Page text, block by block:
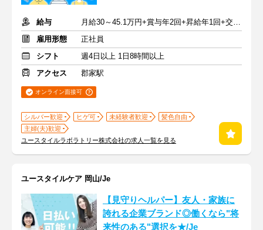
給与
月給30～45.1万円+賞与年2回+昇給年1回+交通費全額
雇用形態
正社員
シフト
週4日以上 1日8時間以上
アクセス
郡家駅
オンライン面接可
シルバー歓迎 ヒゲ可 未経験者歓迎
髪色自由
主婦(夫)歓迎
ユースタイルラボラトリー株式会社の求人一覧を見る
ユースタイルケア 岡山/Je
【見守りヘルパー】友人・家族に
誇れる企業ブランド◎働くなら"将
来性のある"選択を★/Je